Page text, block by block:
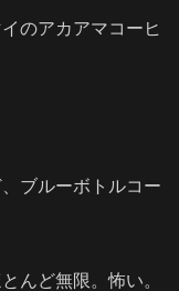
のアカアマコーヒ
ブルーボトルコー
んど無限。怖い。